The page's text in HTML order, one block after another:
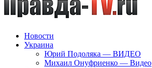
Новости
Украина
Юрий Подоляка — ВИДЕО
Михаил Онуфриенко — Видео